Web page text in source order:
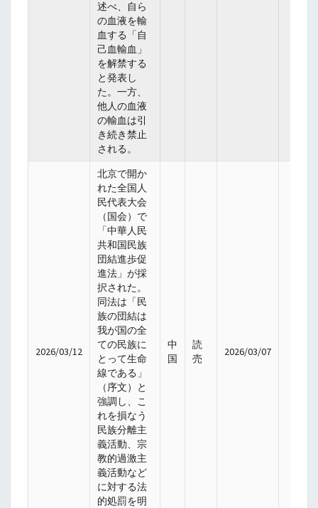
述べ、自ら
の血液を輸
血する「自
己血輸血」
を解禁する
と発表し
た。一方、
他人の血液
の輸血は引
き続き禁止
される。
2026/03/12
北京で開か
れた全国人
民代表大会
（国会）で
「中華人民
共和国民族
団結進歩促
進法」が採
択された。
同法は「民
族の団結は
我が国の全
ての民族に
とって生命
線である」
（序文）と
強調し、こ
れを損なう
民族分離主
義活動、宗
教的過激主
義活動など
に対する法
的処罰を明
中
国
読
売
2026/03/07